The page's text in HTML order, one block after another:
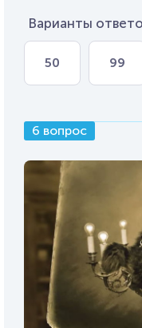
Варианты
50 99
6 вопрос